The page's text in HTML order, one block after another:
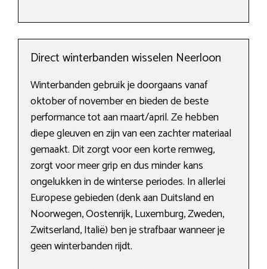
Direct winterbanden wisselen Neerloon
Winterbanden gebruik je doorgaans vanaf
oktober of november en bieden de beste
performance tot aan maart/april. Ze hebben
diepe gleuven en zijn van een zachter materiaal
gemaakt. Dit zorgt voor een korte remweg,
zorgt voor meer grip en dus minder kans
ongelukken in de winterse periodes. In allerlei
Europese gebieden (denk aan Duitsland en
Noorwegen, Oostenrijk, Luxemburg, Zweden,
Zwitserland, Italië) ben je strafbaar wanneer je
geen winterbanden rijdt.